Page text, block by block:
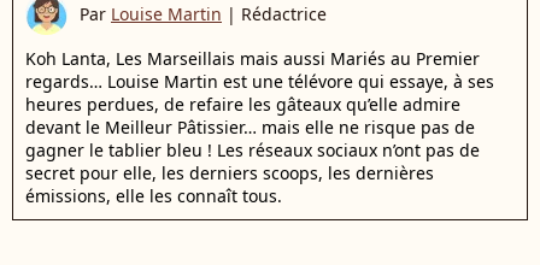
Par Louise Martin | Rédactrice
Koh Lanta, Les Marseillais mais aussi Mariés au Premier
regards… Louise Martin est une télévore qui essaye, à ses
heures perdues, de refaire les gâteaux qu’elle admire
devant le Meilleur Pâtissier… mais elle ne risque pas de
gagner le tablier bleu ! Les réseaux sociaux n’ont pas de
secret pour elle, les derniers scoops, les dernières
émissions, elle les connaît tous.